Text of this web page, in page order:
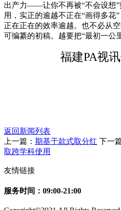
出产力——让你不再被“不会设想
用，实正的逾越不正在“画得多花
正在正在的效率逾越。也不必从
可编纂的初稿。越要把“最初一公
福建PA视
返回新闻列表
上一篇： 期基于款式取分红 下一
取跨学科使用
友情链接
服务时间：09:00-21:00